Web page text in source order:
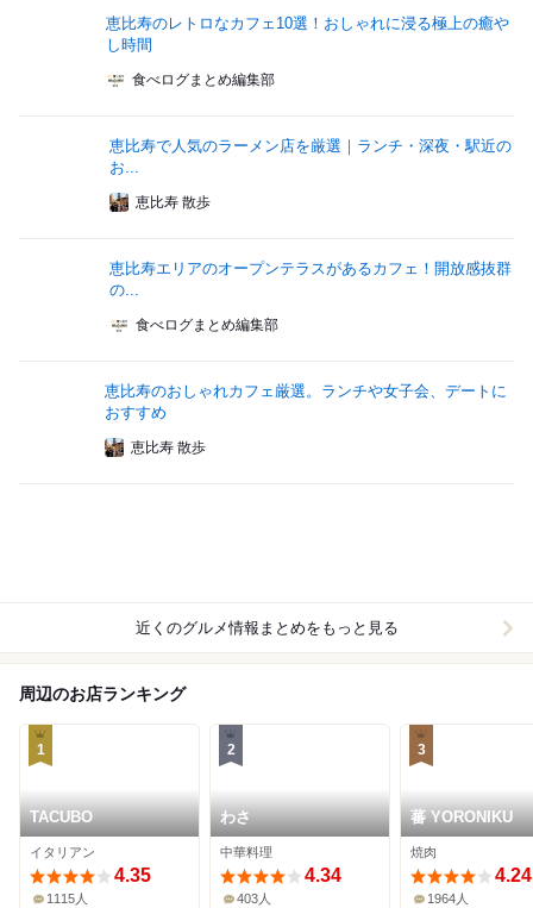
恵比寿のレトロなカフェ10選！おしゃれに浸る極上の癒や
し時間
食べログまとめ編集部
恵比寿で人気のラーメン店を厳選｜ランチ・深夜・駅近の
お...
恵比寿 散歩
恵比寿エリアのオープンテラスがあるカフェ！開放感抜群
の...
食べログまとめ編集部
恵比寿のおしゃれカフェ厳選。ランチや女子会、デートに
おすすめ
恵比寿 散歩
近くのグルメ情報まとめをもっと見る
周辺のお店ランキング
1
TACUBO
イタリアン
4.35
1115人
2
わさ
中華料理
4.34
403人
3
蕃 YORONIKU
焼肉
4.24
1964人